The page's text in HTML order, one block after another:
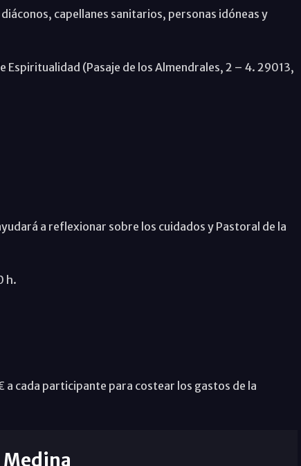
capellanes sanitarios, personas idóneas y
Espiritualidad (Pasaje de los Almendrales, 2 – 4. 29013,
a reflexionar sobre los cuidados y Pastoral de la
h.
a cada participante para costear los gastos de la